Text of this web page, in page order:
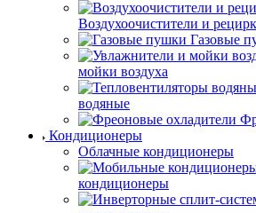
Воздухоочистители и
Газовые
мойки воздуха
водяные
Кондиционеры
Облачные кондиционеры
кондиционеры